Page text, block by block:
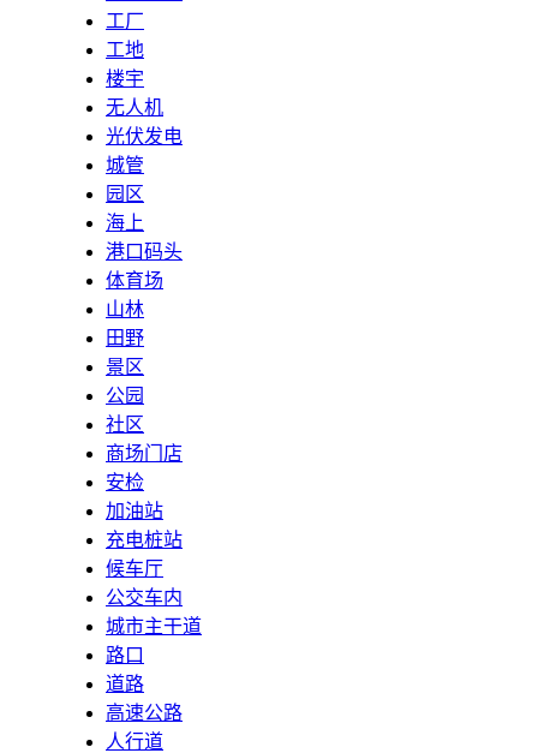
工厂
工地
楼宇
无人机
光伏发电
城管
园区
海上
港口码头
体育场
山林
田野
景区
公园
社区
商场门店
安检
加油站
充电桩站
候车厅
公交车内
城市主干道
路口
道路
高速公路
人行道